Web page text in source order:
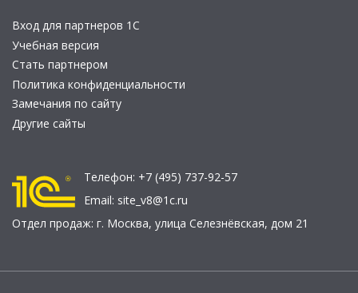
Вход для партнеров 1С
Учебная версия
Стать партнером
Политика конфиденциальности
Замечания по сайту
Другие сайты
Телефон: +7 (495) 737-92-57
Email: site_v8@1c.ru
Отдел продаж: г. Москва, улица Селезнёвская, дом 21